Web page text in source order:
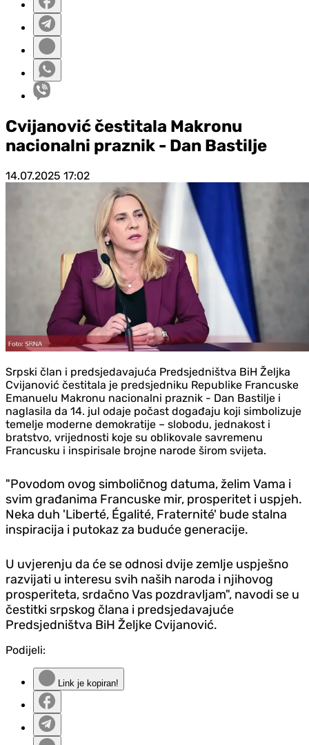
Cvijanović čestitala Makronu
nacionalni praznik - Dan Bastilje
14.07.2025 17:02
Srpski član i predsjedavajuća Predsjedništva BiH Željka
Cvijanović čestitala je predsjedniku Republike Francuske
Emanuelu Makronu nacionalni praznik - Dan Bastilje i
naglasila da 14. jul odaje počast događaju koji simbolizuje
temelje moderne demokratije – slobodu, jednakost i
bratstvo, vrijednosti koje su oblikovale savremenu
Francusku i inspirisale brojne narode širom svijeta.
"Povodom ovog simboličnog datuma, želim Vama i
svim građanima Francuske mir, prosperitet i uspjeh.
Neka duh 'Liberté, Égalité, Fraternité' bude stalna
inspiracija i putokaz za buduće generacije.
U uvjerenju da će se odnosi dvije zemlje uspješno
razvijati u interesu svih naših naroda i njihovog
prosperiteta, srdačno Vas pozdravljam", navodi se u
čestitki srpskog člana i predsjedavajuće
Predsjedništva BiH Željke Cvijanović.
Podijeli:
Link je kopiran!